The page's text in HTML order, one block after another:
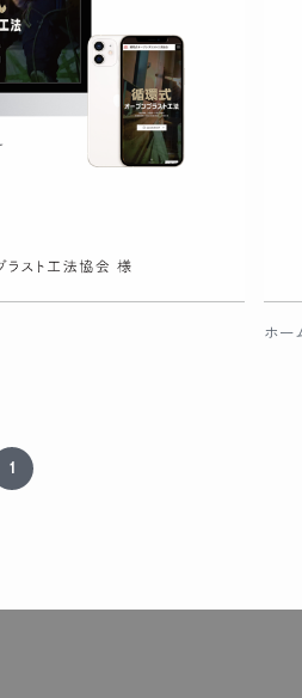
ホー
1